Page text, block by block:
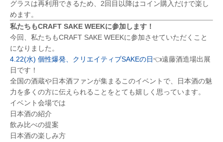
グラスは再利用できるため、2回目以降はコイン購入だけで楽し
めます。
私たちもCRAFT SAKE WEEKに参加します！
今回、私たちもCRAFT SAKE WEEKに参加させていただくこと
になりました。
4.22(水) 個性爆発、クリエイティブSAKEの日👈遠藤酒造場出展
日です！
全国の酒蔵や日本酒ファンが集まるこのイベントで、日本酒の魅
力を多くの方に伝えられることをとても嬉しく思っています。
イベント会場では
日本酒の紹介
飲み比べの提案
日本酒の楽しみ方